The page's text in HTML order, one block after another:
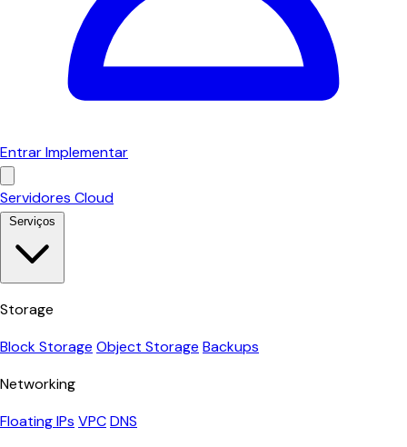
EntrarImplementar
Servidores Cloud
Serviços
Storage
Block Storage Object Storage Backups
Networking
Floating IPs VPCDNS